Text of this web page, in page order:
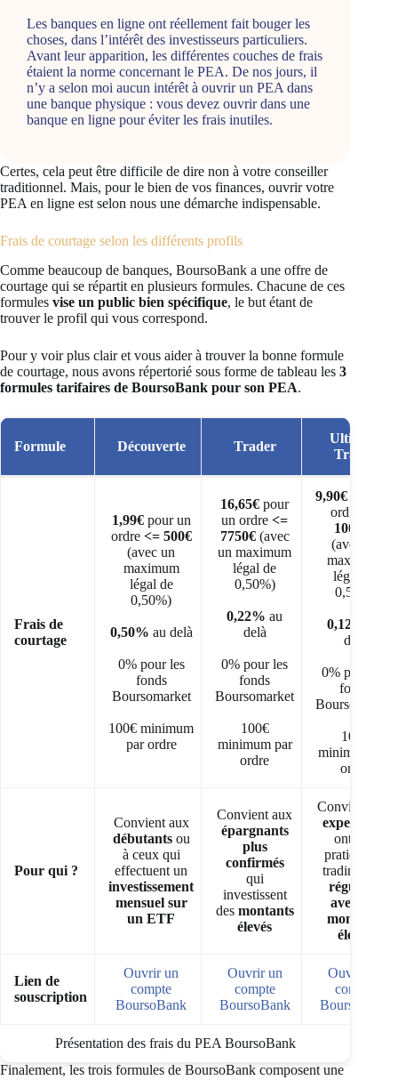
Les banques en ligne ont réellement fait bouger les
choses, dans l’intérêt des investisseurs particuliers.
Avant leur apparition, les différentes couches de frais
étaient la norme concernant le PEA. De nos jours, il
n’y a selon moi aucun intérêt à ouvrir un PEA dans
une banque physique : vous devez ouvrir dans une
banque en ligne pour éviter les frais inutiles.
Certes, cela peut être difficile de dire non à votre conseiller
traditionnel. Mais, pour le bien de vos finances, ouvrir votre
PEA en ligne est selon nous une démarche indispensable.
Frais de courtage selon les différents profils
Comme beaucoup de banques, BoursoBank a une offre de
courtage qui se répartit en plusieurs formules. Chacune de ces
formules vise un public bien spécifique, le but étant de
trouver le profil qui vous correspond.
Pour y voir plus clair et vous aider à trouver la bonne formule
de courtage, nous avons répertorié sous forme de tableau les 3
formules tarifaires de BoursoBank pour son PEA.
Formule Découverte Trader
Ultimate
Trader
Frais de
courtage
1,99€pour un
ordre <= 500€
(avec un
maximum
légal de
0,50%)
0,50% au delà
0% pour les
fonds
Boursomarket
100€ minimum
par ordre
16,65€ pour
un ordre <=
7750€(avec
un maximum
légal de
0,50%)
0,22% au
delà
0% pour les
fonds
Boursomarket
100€
minimum par
ordre
9,90€
ordre
10000€
(avec un
maximum
légal de
0,50%)
0,12%
delà
0% pour les
fonds
Boursomarket
100€
minimum par
ordre
Pour qui ?
Convient aux
débutantsou
à ceux qui
effectuent un
investissement
mensuel sur
un ETF
Convient aux
épargnants
plus
confirmés
qui
investissent
des montants
élevés
Convient aux
experts
ont une
pratique de
trading
régulière
avec des
montants
élevés
Lien de
souscription
Ouvrir un
compte
BoursoBank
Ouvrir un
compte
BoursoBank
Ouvrir un
compte
BoursoBank
Présentation des frais du PEA BoursoBank
Finalement, les trois formules de BoursoBank composent une